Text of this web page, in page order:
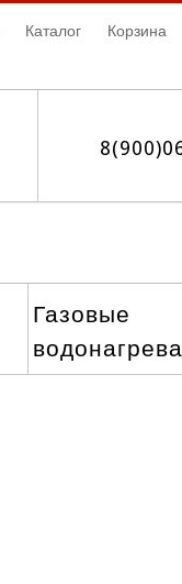
Каталог Корзина
Газовые